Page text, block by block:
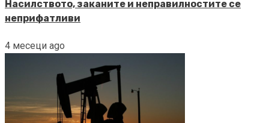
Насилството, заканите и неправилностите се
неприфатливи
4 месеци ago